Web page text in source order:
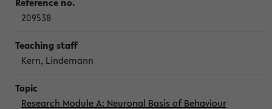
209538
Kern, Lindemann
Research Module A: Neuronal Basis of Behaviour